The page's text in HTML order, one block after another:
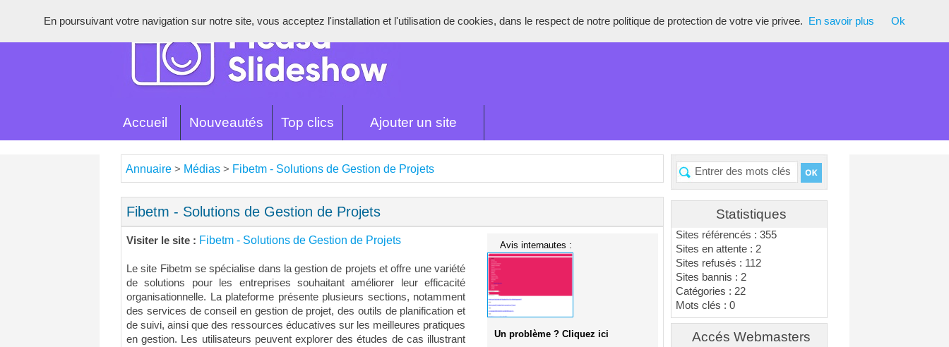
Accueil Nouveautés Top clics Ajouter un site
Statistiques
Sites référencés : 355
Sites en attente : 2
Sites refusés : 112
Sites bannis : 2
Catégories : 22
Mots clés : 0
Accés Webmasters
Annuaire > Médias > Fibetm - Solutions de Gestion de Projets
Fibetm - Solutions de Gestion de Projets
Visiter le site : Fibetm - Solutions de Gestion de Projets
Le site Fibetm se spécialise dans la gestion de projets et offre une variété
de solutions pour les entreprises souhaitant améliorer leur efficacité
organisationnelle. La plateforme présente plusieurs sections, notamment
des services de conseil en gestion de projet, des outils de planification et
de suivi, ainsi que des ressources éducatives sur les meilleures pratiques
en gestion. Les utilisateurs peuvent explorer des études de cas illustrant
Avis internautes :
Un problème ? Cliquez ici
En poursuivant votre navigation sur notre site, vous acceptez l'installation et l'utilisation de cookies, dans le respect de notre politique de protection de votre vie privee. En savoir plus Ok